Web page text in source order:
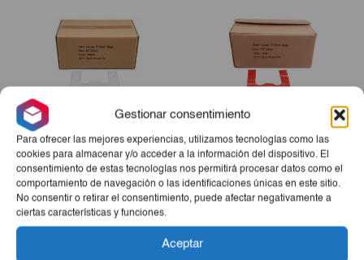
Gestionar consentimiento
Para ofrecer las mejores experiencias, utilizamos tecnologías como las
cookies para almacenar y/o acceder a la información del dispositivo. El
consentimiento de estas tecnologías nos permitirá procesar datos como el
comportamiento de navegación o las identificaciones únicas en este sitio.
No consentir o retirar el consentimiento, puede afectar negativamente a
ciertas características y funciones.
Aceptar
Jabas De Nylon Color
Blanco 3000ud
€27,50
Jabas De Nylon Color Rojo
3000ud